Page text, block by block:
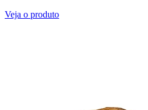
Veja o produto